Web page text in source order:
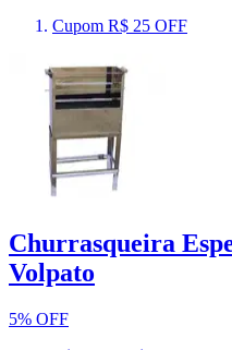
Cupom R$ 25 OFF
Churrasqueira
Volpato
5% OFF